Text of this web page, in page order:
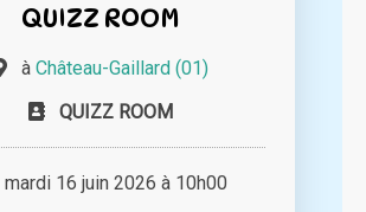
QUIZZ ROOM
à Château-Gaillard (01)
QUIZZ ROOM
mardi 16 juin 2026 à 10h00